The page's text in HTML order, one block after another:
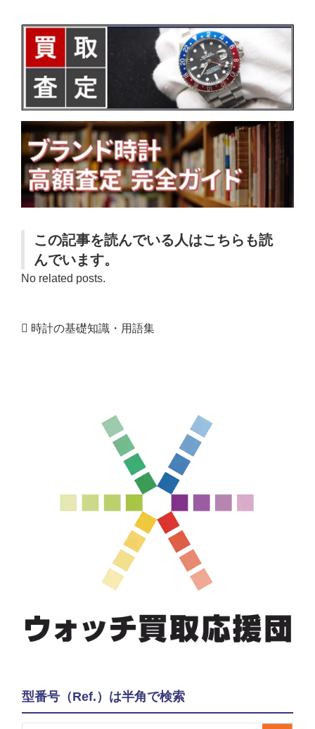
この記事を読んでいる人はこちらも読
んでいます。
No related posts.
時計の基礎知識・用語集
型番号（Ref.）は半角で検索